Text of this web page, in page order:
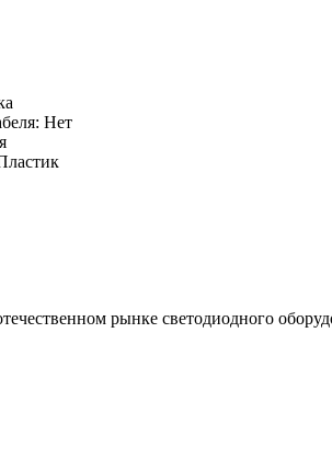
Нет
рынке светодиодного